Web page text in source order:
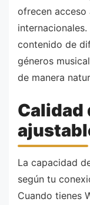
ofrecen acceso
contenido de
géneros
de manera
Calidad
La capacidad
según tu
Cuando tienes